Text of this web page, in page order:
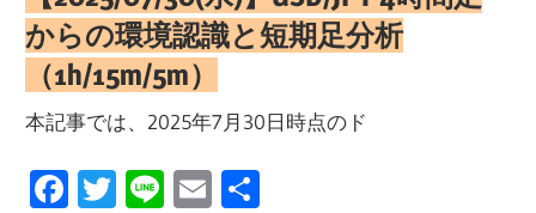
からの環境認識と短期足分析
（1h/15m/5m）
本記事では、2025年7月30日時点のド
Facebook
Twitter
LineEmail